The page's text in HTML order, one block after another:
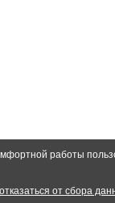
работы
отказаться от сбора